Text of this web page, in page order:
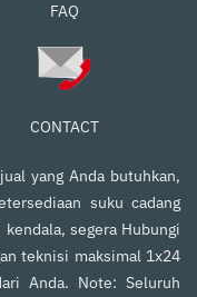
FAQ
CONTACT
yang Anda butuhkan,
suku cadang
segera Hubungi
teknisi maksimal 1x24
Anda. Note: Seluruh